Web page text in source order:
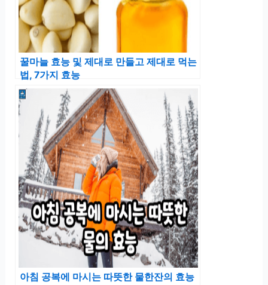
꿀마늘 효능 및 제대로 만들고 제대로 먹는
법, 7가지 효능
아침 공복에 마시는 따뜻한 물한잔의 효능